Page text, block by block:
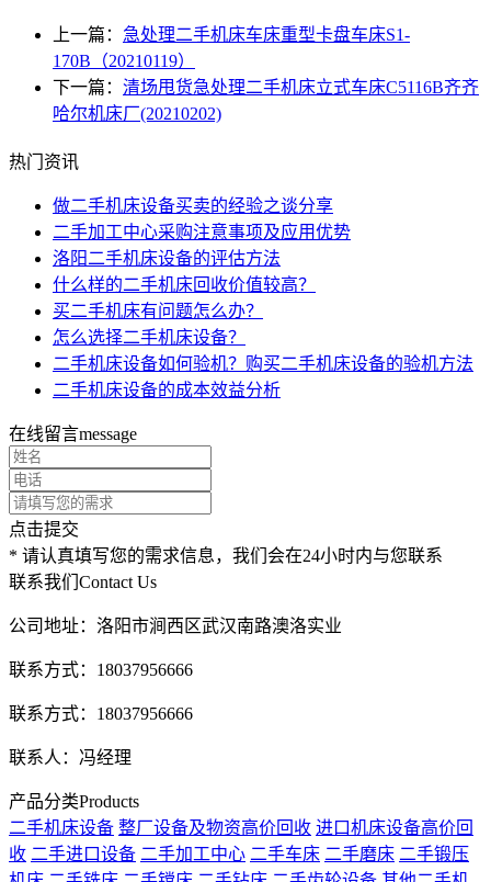
上一篇： 急处理二手机床车床重型卡盘车床S1-
170B（20210119）
下一篇： 清场甩货急处理二手机床立式车床C5116B齐齐
哈尔机床厂(20210202)
热门资讯
做二手机床设备买卖的经验之谈分享
二手加工中心采购注意事项及应用优势
洛阳二手机床设备的评估方法
什么样的二手机床回收价值较高？
买二手机床有问题怎么办？
怎么选择二手机床设备？
二手机床设备如何验机？购买二手机床设备的验机方法
二手机床设备的成本效益分析
在线留言message
点击提交
* 请认真填写您的需求信息，我们会在24小时内与您联系
联系我们 Contact Us
公司地址：洛阳市涧西区武汉南路澳洛实业
联系方式：18037956666
联系方式：18037956666
联系人：冯经理
产品分类Products
二手机床设备 整厂设备及物资高价回收 进口机床设备高价回
收 二手进口设备 二手加工中心 二手车床 二手磨床 二手锻压